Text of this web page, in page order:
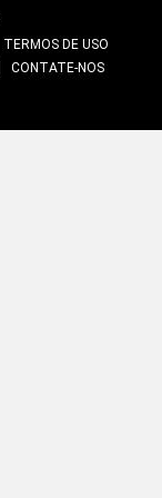
TERMOS DE USO
CONTATE-NOS